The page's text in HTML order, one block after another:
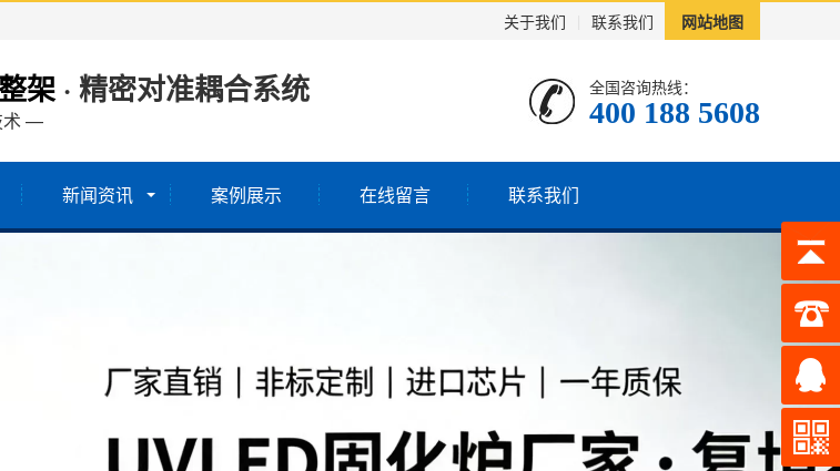
关于我们 联系我们 网站地图
架· 精密对准耦合系统
术 —
全国咨询热线：
400 188 5608
新闻资讯 案例展示 在线留言 联系我们